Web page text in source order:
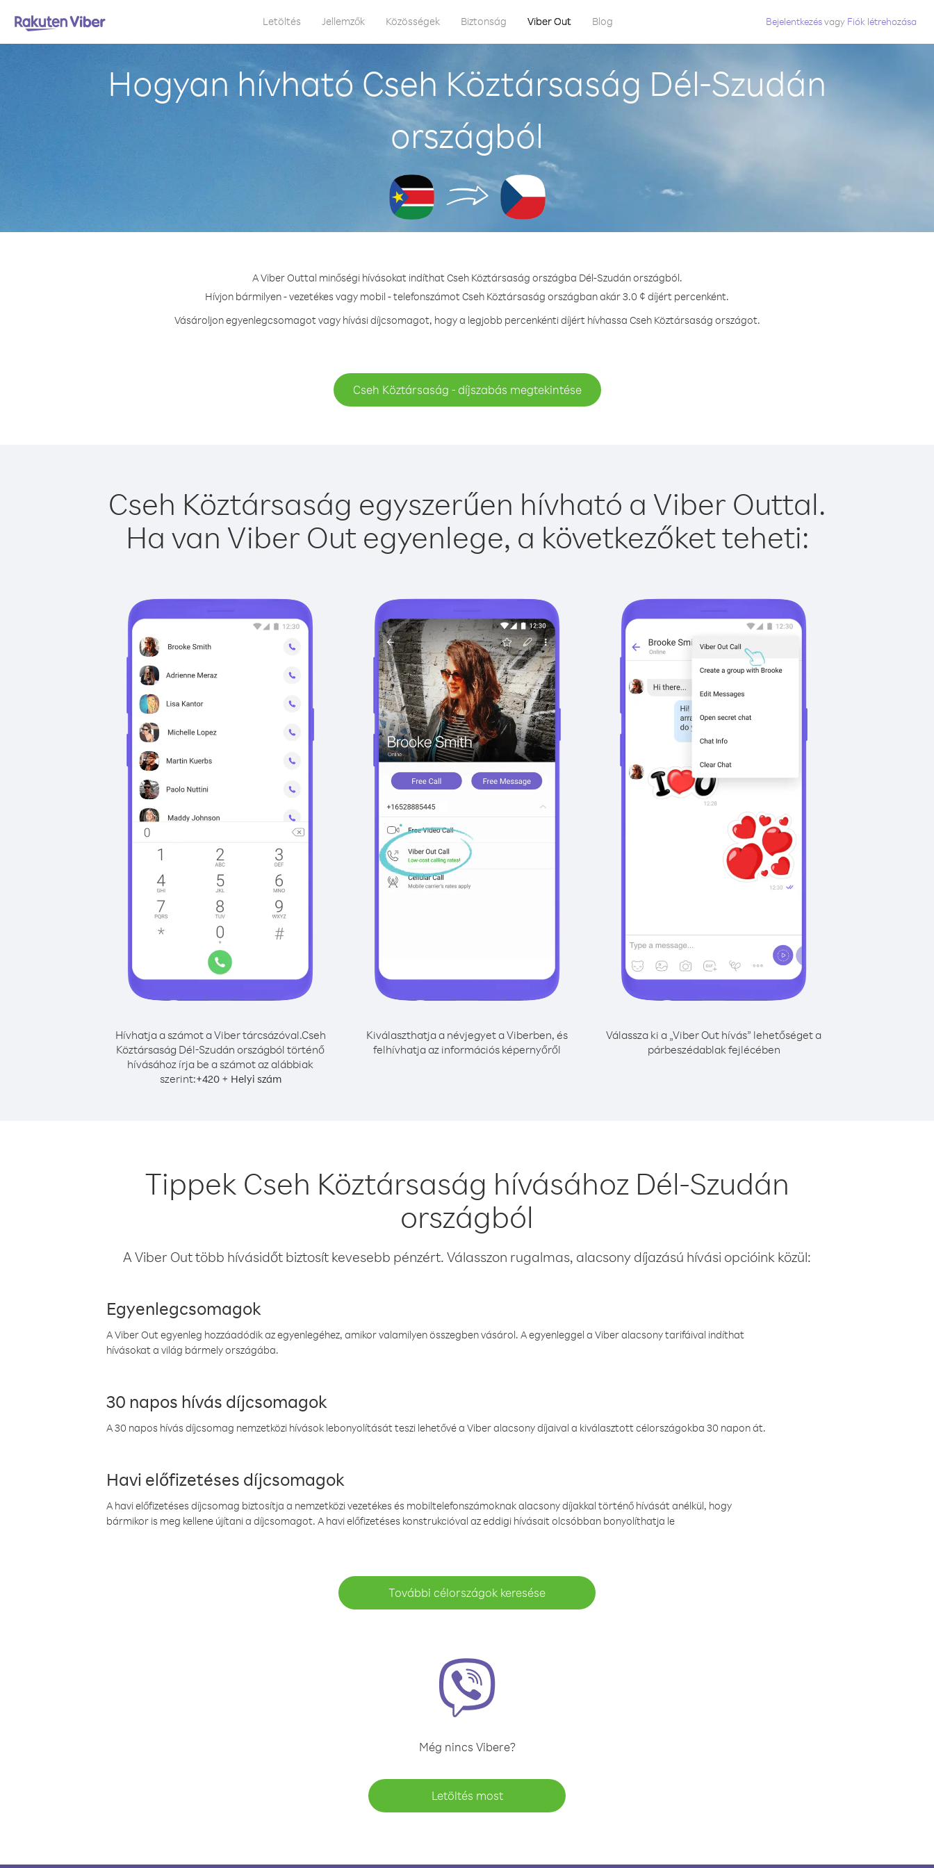
Letöltés Jellemzők Közösségek Biztonság Viber Out Blog Bejelentkezésvagy Fiók létrehozása
Hogyan hívható Cseh Köztársaság Dél-Szudán
országból
A Viber Outtal minőségi hívásokat indíthat Cseh Köztársaság országba Dél-Szudán országból.
Hívjon bármilyen - vezetékes vagy mobil - telefonszámot Cseh Köztársaság országban akár 3.0 ¢ díjért percenként.
Vásároljon egyenlegcsomagot vagy hívási díjcsomagot, hogy a legjobb percenkénti díjért hívhassa Cseh Köztársaság országot.
Cseh Köztársaság - díjszabás megtekintése
Cseh Köztársaság egyszerűen hívható a Viber Outtal.
Ha van Viber Out egyenlege, a következőket teheti:
Hívhatja a számot a Viber tárcsázóval.Cseh
Köztársaság Dél-Szudán országból történő
hívásához írja be a számot az alábbiak
szerint:+420+ Helyi szám
Kiválaszthatja a névjegyet a Viberben, és
felhívhatja az információs képernyőről
Válassza ki a „Viber Out hívás” lehetőséget a
párbeszédablak fejlécében
Tippek Cseh Köztársaság hívásához Dél-Szudán
országból
A Viber Out több hívásidőt biztosít kevesebb pénzért. Válasszon rugalmas, alacsony díjazású hívási opcióink közül:
Egyenlegcsomagok
A Viber Out egyenleg hozzáadódik az egyenlegéhez, amikor valamilyen összegben vásárol. A egyenleggel a Viber alacsony tarifáival indíthat
hívásokat a világ bármely országába.
30 napos hívás díjcsomagok
A 30 napos hívás díjcsomag nemzetközi hívások lebonyolítását teszi lehetővé a Viber alacsony díjaival a kiválasztott célországokba 30 napon át.
Havi előfizetéses díjcsomagok
A havi előfizetéses díjcsomag biztosítja a nemzetközi vezetékes és mobiltelefonszámoknak alacsony díjakkal történő hívását anélkül, hogy
bármikor is meg kellene újítani a díjcsomagot. A havi előfizetéses konstrukcióval az eddigi hívásait olcsóbban bonyolíthatja le
További célországok keresése
Még nincs Vibere?
Letöltés most